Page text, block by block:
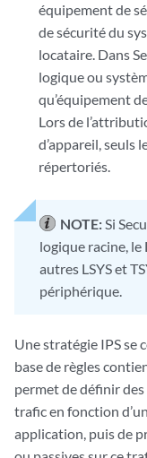
équipement de
de sécurité du
locataire. Dans
logique ou
qu’équipement
Lors de
d’appareil, seuls
répertoriés.
NOTE:Si
logique racine, le
autres LSYS et
périphérique.
Une stratégie IPS se
base de règles
permet de définir
trafic en fonction
application, puis de